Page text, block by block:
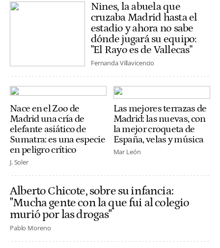
Nines, la abuela que
cruzaba Madrid hasta el
estadio y ahora no sabe
dónde jugará su equipo:
"El Rayo es de Vallecas"
Fernanda Villavicencio
Nace en el Zoo de
Madrid una cría de
elefante asiático de
Sumatra: es una especie
en peligro crítico
J. Soler
Las mejores terrazas de
Madrid: las nuevas, con
la mejor croqueta de
España, velas y música
Mar León
Alberto Chicote, sobre su infancia:
"Mucha gente con la que fui al colegio
murió por las drogas"
Pablo Moreno